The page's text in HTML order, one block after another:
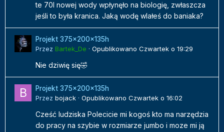
te 70l nowej wody wpłynęło na biologię, zwłaszcza
jeśli to była kranica. Jaką wodę wlałeś do baniaka?
Projekt 375x200x135h
Przez Bartek_De · Opublikowano Czwartek o 19:29
Nie dziwię się🤣
Projekt 375x200x135h
Przez bojack · Opublikowano Czwartek o 16:02
Cześć ludziska Polecicie mi kogoś kto ma narzędzia
do pracy na szybie w rozmiarze jumbo i moze mi ją